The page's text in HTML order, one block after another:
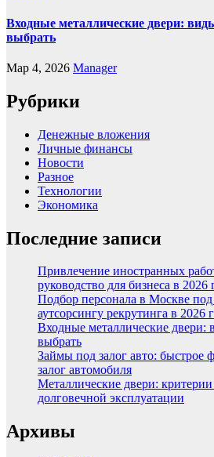
Входные металлические двери:
выбрать
Мар 4, 2026 Manager
Рубрики
Денежные вложения
Личные финансы
Новости
Разное
Технологии
Экономика
Последние записи
Привлечение иностранных
руководство для бизнеса в 2026
Подбор персонала в Москве
аутсорсингу рекрутинга в 2026
Входные металлические
выбрать
Займы под залог авто: быстрое
залог автомобиля
Металлические двери:
долговечной эксплуатации
Архивы